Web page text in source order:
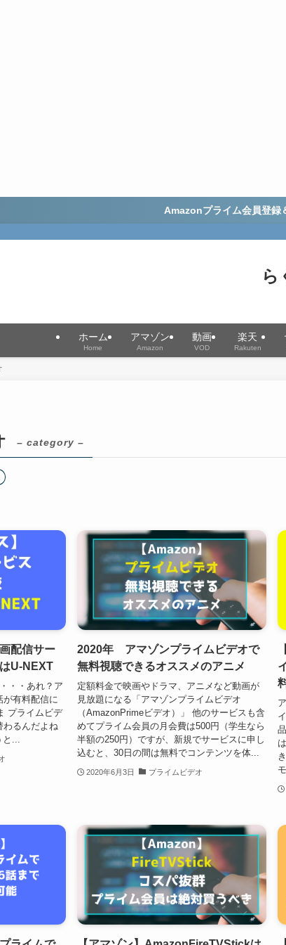
Amazonプライム会員登録
ら
ホーム
Home
アマゾン
Amazon
動画
VOD
楽天
Rakuten
– category –
配信サー
U-NEXT
・・あれ？ア
が有料配信に
ライムビデ
わるんだよね
と...
2020年 アマゾンプライムビデオで
無料視聴できるオススメのアニメ
定額料金で映画やドラマ、アニメなど動画が
見放題になる「アマゾンプライムビデオ
（AmazonPrimeビデオ）」 他のサービスも含
めてプライム会員の月会費は500円（学生なら
半額の250円）ですが、新規でサービスに申し
込むと、30日の間は無料でコンテンツを体...
2020年6月3日 プライムビデオ